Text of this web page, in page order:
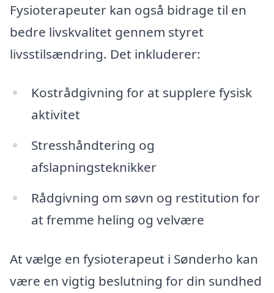
Fysioterapeuter kan også bidrage til en
bedre livskvalitet gennem styret
livsstilsændring. Det inkluderer:
Kostrådgivning for at supplere fysisk
aktivitet
Stresshåndtering og
afslapningsteknikker
Rådgivning om søvn og restitution for
at fremme heling og velvære
At vælge en fysioterapeut i Sønderho kan
være en vigtig beslutning for din sundhed